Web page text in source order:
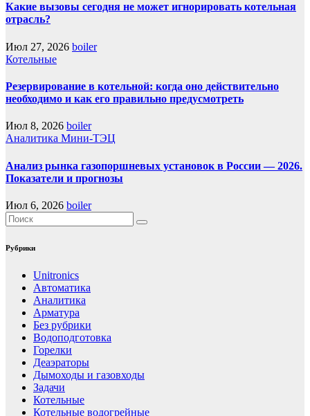
Какие вызовы сегодня не может игнорировать котельная
отрасль?
Июл 27, 2026 boiler
Котельные
Резервирование в котельной: когда оно действительно
необходимо и как его правильно предусмотреть
Июл 8, 2026 boiler
Аналитика Мини-ТЭЦ
Анализ рынка газопоршневых установок в России — 2026.
Показатели и прогнозы
Июл 6, 2026 boiler
Рубрики
Unitronics
Автоматика
Аналитика
Арматура
Без рубрики
Водоподготовка
Горелки
Деаэраторы
Дымоходы и газовходы
Задачи
Котельные
Котельные водогрейные